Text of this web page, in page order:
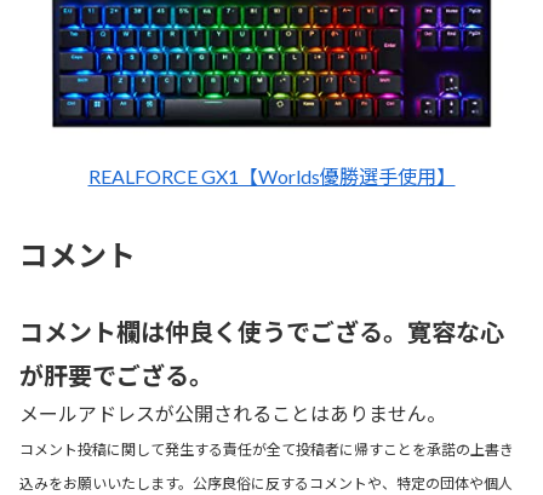
REALFORCE GX1【Worlds優勝選手使用】
コメント
コメント欄は仲良く使うでござる。寛容な心
が肝要でござる。
メールアドレスが公開されることはありません。
コメント投稿に関して発生する責任が全て投稿者に帰すことを承諾の上書き
込みをお願いいたします。公序良俗に反するコメントや、特定の団体や個人